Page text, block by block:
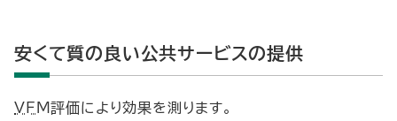
安くて質の良い公共サービスの提供
VFM評価により効果を測ります。